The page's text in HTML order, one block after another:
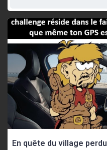
En quête du village perdu